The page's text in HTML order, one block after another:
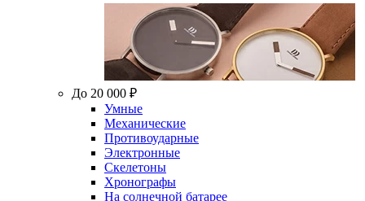
До 20 000 ₽
Умные
Механические
Противоударные
Электронные
Скелетоны
Хронографы
На солнечной батарее